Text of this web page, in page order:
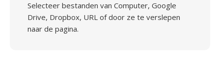
Selecteer bestanden van Computer, Google
Drive, Dropbox, URL of door ze te verslepen
naar de pagina.